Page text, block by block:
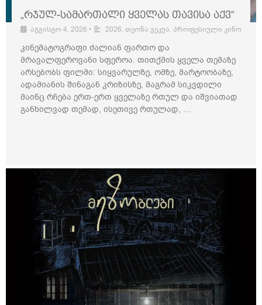
„რჯულ-სამართალი ყველას თავისა აქვ“
აგვისტო 4, 2026 • 2026, თეონა ვეკუა, პროფესიული კინო
კინემატოგრაფი ძალიან ფართო და
მრავალფეროვანი სფეროა. თითქმის ყველა თემაზე
არსებობს ფილმი: სიყვარულზე, ომზე, მარტოობაზე,
ადამიანის შინაგან კრიზისზე, მაგრამ სიკვდილი
მაინც რჩება ერთ-ერთ ყველაზე რთულ და იშვიათად
განხილვად თემად, ისეთივე რთულად, …